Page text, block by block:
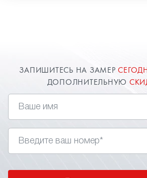
ЗАПИШИТЕСЬ НА ЗАМЕР
ДОПОЛНИТЕЛЬНУЮ